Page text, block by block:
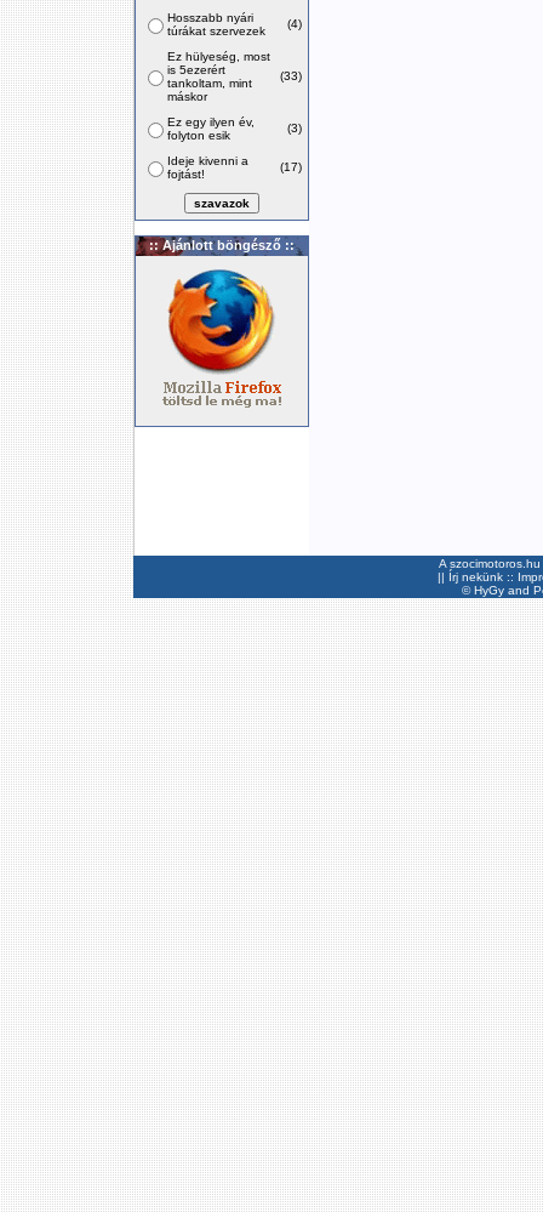
Hosszabb nyári
túrákat szervezek
(4)
Ez hülyeség, most
is 5ezerért
tankoltam, mint
máskor
(33)
Ez egy ilyen év,
folyton esik
(3)
Ideje kivenni a
fojtást!
(17)
:: Ajánlott böngésző ::
A
|| Írj nekünk ::
©HyGyand